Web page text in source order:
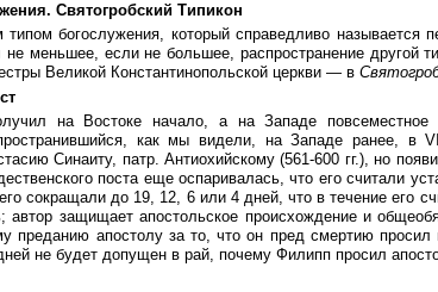
Святогробский Типикон
богослужения, который справедливо называется
меньшее, если не большее, распространение другой
Великой Константинопольской церкви — в
на Востоке начало, а на Западе повсеместное
как мы видели, на Западе ранее, в
Синаиту, патр. Антиохийскому (561-600 гг.), но
поста еще оспаривалась, что его считали
сокращали до 19, 12, 6 или 4 дней, что в течение его
автор защищает апостольское происхождение и
преданию апостолу за то, что он пред смертию
не будет допущен в рай, почему Филипп просил